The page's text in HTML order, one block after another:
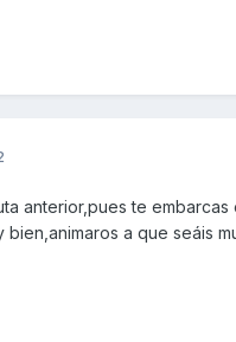
anterior,pues te
bien,animaros a que seáis